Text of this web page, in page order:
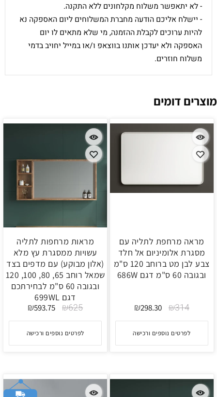
- לא יתאפשר משלוח מקלחונים ללא התקנה.
- יישלח אליכם הודעה מחברת המשלוחים ליום האספקה נא
להיות ערוכים לקבלת ההזמנה, מי שלא מתאים לו יום
האספקה ולא יעדכן אותנו בווצאפ ו/או במייל יחויב בדמי
משלוח חוזרים.
מוצרים דומים
מראה מרחפת לתליה עם
מסגרת אלומיניום אל חלד
צבע לבן מט ברוחב 120 ס"מ
ובגובה 60 ס"מ דגם 686W
₪314
₪298.30
לפרטים נוספים ורכישה
מראות מרחפות לתליה
עשויות ממסגרת עץ מלא
(אלון מבוקע) עם מדפים בצד
שמאל רוחב 65, 80, 100, 120
ובגובה 60 ס"מ לבחירתכם
דגם 699WL
₪625
₪593.75
לפרטים נוספים ורכישה